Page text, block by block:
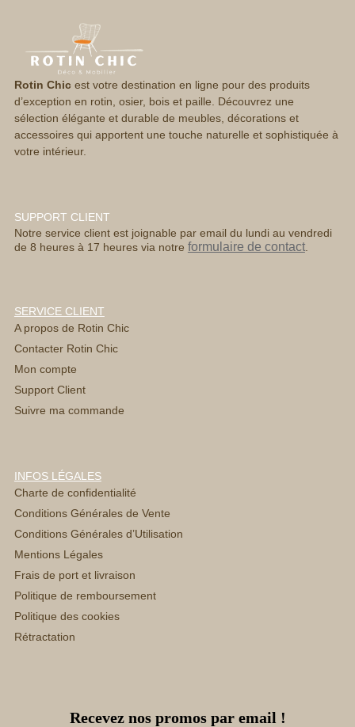
Rotin Chicest votre destination en ligne pour des produits
d’exception en rotin, osier, bois et paille. Découvrez une
sélection élégante et durable de meubles, décorations et
accessoires qui apportent une touche naturelle et sophistiquée à
votre intérieur.
SUPPORT CLIENT
Notre service client est joignable par email du lundi au vendredi
de 8 heures à 17 heures via notre formulaire de contact.
SERVICE CLIENT
A propos de Rotin Chic
Contacter Rotin Chic
Mon compte
Support Client
Suivre ma commande
INFOS LÉGALES
Charte de confidentialité
Conditions Générales de Vente
Conditions Générales d’Utilisation
Mentions Légales
Frais de port et livraison
Politique de remboursement
Politique des cookies
Rétractation
Recevez nos promos par email !